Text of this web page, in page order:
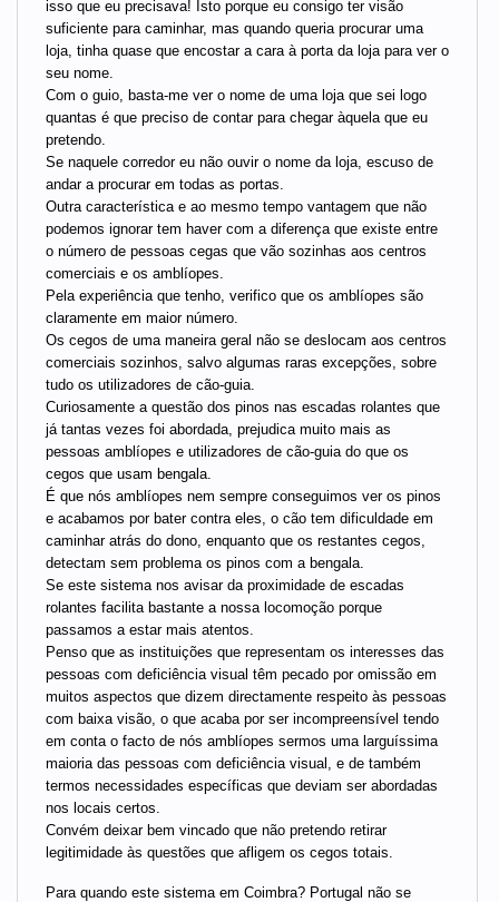
isso que eu precisava! Isto porque eu consigo ter visão
suficiente para caminhar, mas quando queria procurar uma
loja, tinha quase que encostar a cara à porta da loja para ver o
seu nome.
Com o guio, basta-me ver o nome de uma loja que sei logo
quantas é que preciso de contar para chegar àquela que eu
pretendo.
Se naquele corredor eu não ouvir o nome da loja, escuso de
andar a procurar em todas as portas.
Outra característica e ao mesmo tempo vantagem que não
podemos ignorar tem haver com a diferença que existe entre
o número de pessoas cegas que vão sozinhas aos centros
comerciais e os amblíopes.
Pela experiência que tenho, verifico que os amblíopes são
claramente em maior número.
Os cegos de uma maneira geral não se deslocam aos centros
comerciais sozinhos, salvo algumas raras excepções, sobre
tudo os utilizadores de cão-guia.
Curiosamente a questão dos pinos nas escadas rolantes que
já tantas vezes foi abordada, prejudica muito mais as
pessoas amblíopes e utilizadores de cão-guia do que os
cegos que usam bengala.
É que nós amblíopes nem sempre conseguimos ver os pinos
e acabamos por bater contra eles, o cão tem dificuldade em
caminhar atrás do dono, enquanto que os restantes cegos,
detectam sem problema os pinos com a bengala.
Se este sistema nos avisar da proximidade de escadas
rolantes facilita bastante a nossa locomoção porque
passamos a estar mais atentos.
Penso que as instituições que representam os interesses das
pessoas com deficiência visual têm pecado por omissão em
muitos aspectos que dizem directamente respeito às pessoas
com baixa visão, o que acaba por ser incompreensível tendo
em conta o facto de nós amblíopes sermos uma larguíssima
maioria das pessoas com deficiência visual, e de também
termos necessidades específicas que deviam ser abordadas
nos locais certos.
Convém deixar bem vincado que não pretendo retirar
legitimidade às questões que afligem os cegos totais.
Para quando este sistema em Coimbra? Portugal não se